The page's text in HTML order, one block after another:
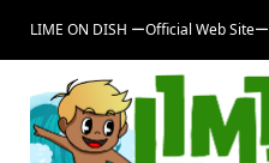
LIME ON DISH ーOfficial Web Siteー